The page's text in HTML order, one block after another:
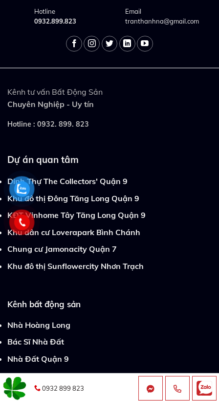
Hotline
0932.899.823
Email
tranthanhna@gmail.com
Kênh tư vấn Bất Động Sản
Chuyên Nghiệp - Uy tín
Hotline : 0932. 899. 823
Dự án quan tâm
Dinh Thự The Collectors' Quận 9
Khu đô thị Đông Tăng Long Quận 9
KĐT Vinhome Tây Tăng Long Quận 9
Khu dân cư Loverapark Bình Chánh
Chung cư Jamonacity Quận 7
Khu đô thị Sunflowercity Nhơn Trạch
Kênh bất động sản
Nhà Hoàng Long
Bác Sĩ Nhà Đất
Nhà Đất Quận 9
0932 899 823